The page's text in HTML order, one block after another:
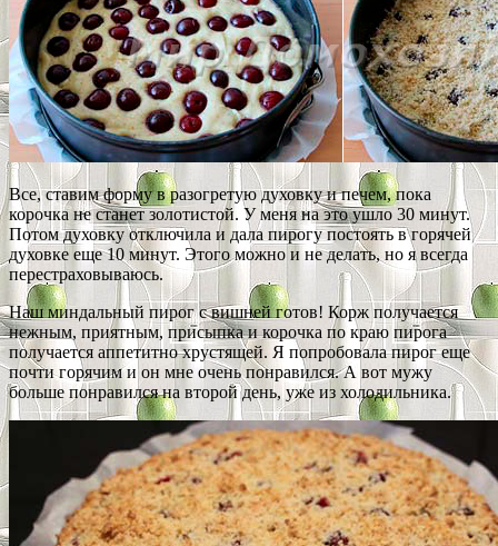
Все, ставим форму в разогретую духовку и печем, пока
корочка не станет золотистой. У меня на это ушло 30 минут.
Потом духовку отключила и дала пирогу постоять в горячей
духовке еще 10 минут. Этого можно и не делать, но я всегда
перестраховываюсь.
Наш миндальный пирог с вишней готов! Корж получается
нежным, приятным, присыпка и корочка по краю пирога
получается аппетитно хрустящей. Я попробовала пирог еще
почти горячим и он мне очень понравился. А вот мужу
больше понравился на второй день, уже из холодильника.